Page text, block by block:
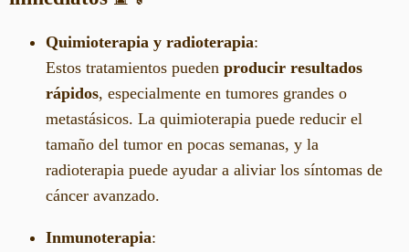
Quimioterapia y radioterapia:
Estos tratamientos pueden producir resultados
rápidos, especialmente en tumores grandes o
metastásicos. La quimioterapia puede reducir el
tamaño del tumor en pocas semanas, y la
radioterapia puede ayudar a aliviar los síntomas de
cáncer avanzado.
Inmunoterapia: